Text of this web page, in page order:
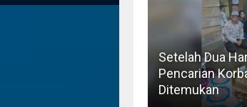
Setelah Dua
Pencarian
Ditemukan